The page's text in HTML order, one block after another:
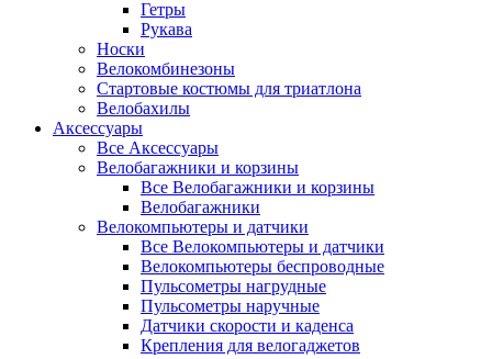
Гетры
Рукава
Носки
Велокомбинезоны
Стартовые костюмы для триатлона
Велобахилы
Аксессуары
Все Аксессуары
Велобагажники и корзины
Все Велобагажники и корзины
Велобагажники
Велокомпьютеры и датчики
Все Велокомпьютеры и датчики
Велокомпьютеры беспроводные
Пульсометры нагрудные
Пульсометры наручные
Датчики скорости и каденса
Крепления для велогаджетов